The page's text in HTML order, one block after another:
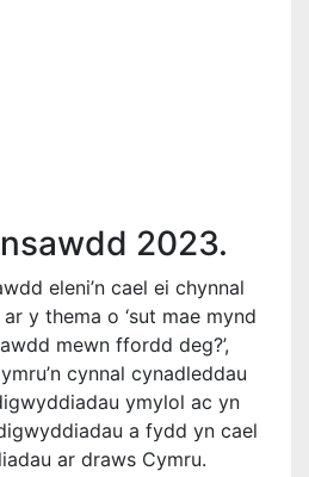
2023.
eleni’n cael ei chynnal
y thema o ‘sut mae mynd
mewn ffordd deg?’,
cynnal cynadleddau
ymylol ac yn
a fydd yn cael
ar draws Cymru.